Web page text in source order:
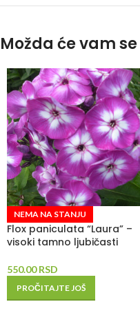
Možda će vam
NEMA NA STANJU
Flox paniculata “Laura” –
visoki tamno ljubičasti
550.00RSD
PROČITAJTE JOŠ